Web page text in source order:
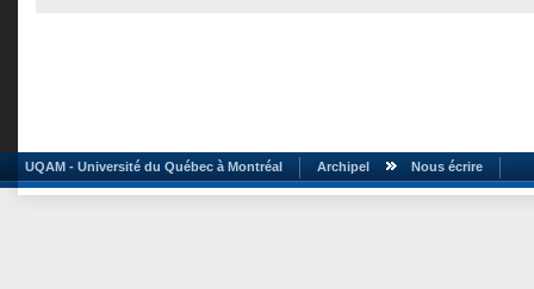
UQAM - Université du Québec à Montréal Archipel Nous écrire